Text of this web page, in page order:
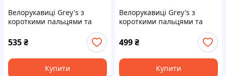
Велорукавиці Grey's з
короткими пальцями та
чорно-червоні L GR18333
cx.
535₴
Купити
Велорукавиці Grey's з
короткими пальцями та
чорно-сірі L GR18353 cx.
499₴
Купити